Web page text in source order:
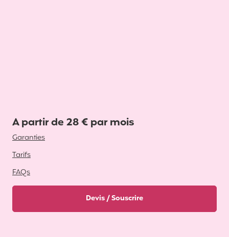
A partir de 28 € par mois
Garanties
Tarifs
FAQs
Devis / Souscrire